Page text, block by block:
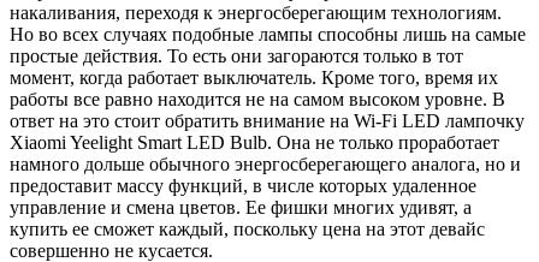
накаливания, переходя к энергосберегающим технологиям.
Но во всех случаях подобные лампы способны лишь на самые
простые действия. То есть они загораются только в тот
момент, когда работает выключатель. Кроме того, время их
работы все равно находится не на самом высоком уровне. В
ответ на это стоит обратить внимание на Wi-Fi LED лампочку
Xiaomi Yeelight Smart LED Bulb. Она не только проработает
намного дольше обычного энергосберегающего аналога, но и
предоставит массу функций, в числе которых удаленное
управление и смена цветов. Ее фишки многих удивят, а
купить ее сможет каждый, поскольку цена на этот девайс
совершенно не кусается.